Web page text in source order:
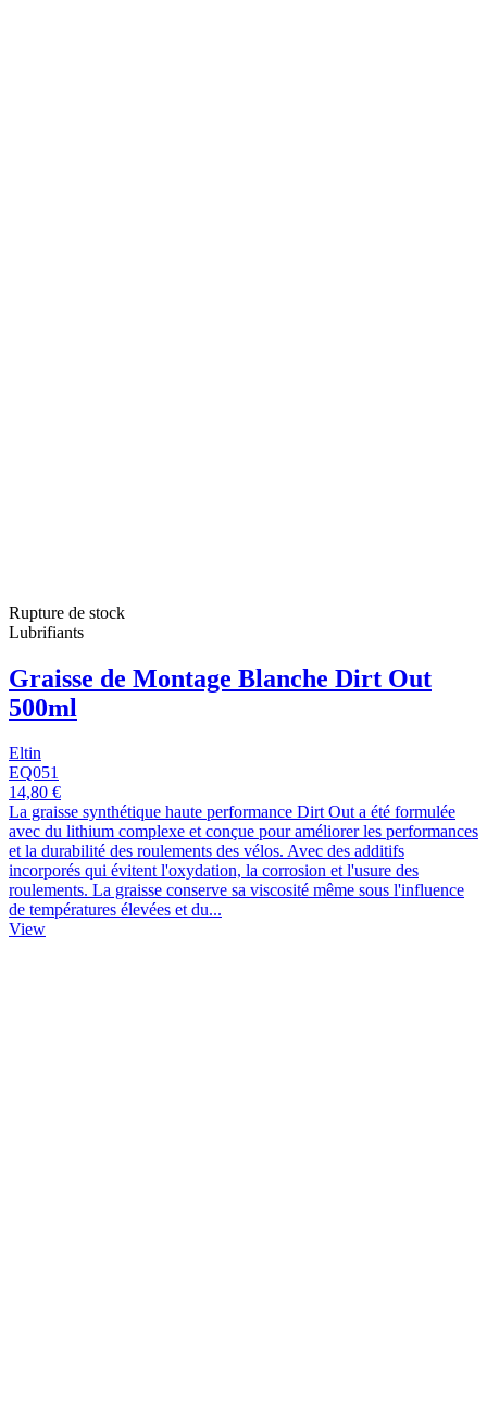
Rupture de stock
Lubrifiants
Graisse de Montage Blanche Dirt Out
500ml
Eltin
EQ051
14,80 €
La graisse synthétique haute performance Dirt Out a été formulée
avec du lithium complexe et conçue pour améliorer les performances
et la durabilité des roulements des vélos. Avec des additifs
incorporés qui évitent l'oxydation, la corrosion et l'usure des
roulements. La graisse conserve sa viscosité même sous l'influence
de températures élevées et du...
View